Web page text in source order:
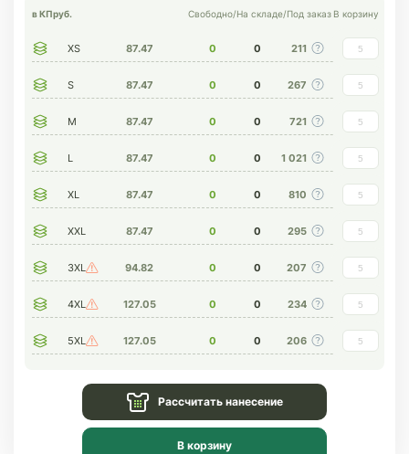
в КПруб. Свободно/На складе/Под заказ В корзину
XS 87.47 0 0 211
S 87.47 0 0 267
M 87.47 0 0 721
L 87.47 0 0 1 021
XL 87.47 0 0 810
XXL 87.47 0 0 295
3XL 94.82 0 0 207
4XL 127.05 0 0 234
5XL 127.05 0 0 206
Рассчитать нанесение
В корзину